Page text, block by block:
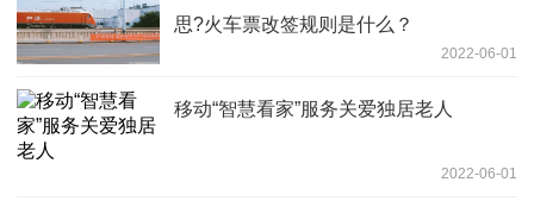
思?火车票改签规则是什么？
2022-06-01
移动“智慧看家”服务关爱独居老人
2022-06-01